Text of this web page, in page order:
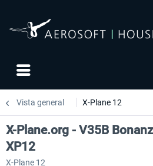
Vista general X-Plane 12
X-Plane.org - V35B
XP12
X-Plane 12